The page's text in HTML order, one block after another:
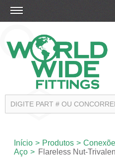
Início > Produtos >
Aço > Flareless Nut-